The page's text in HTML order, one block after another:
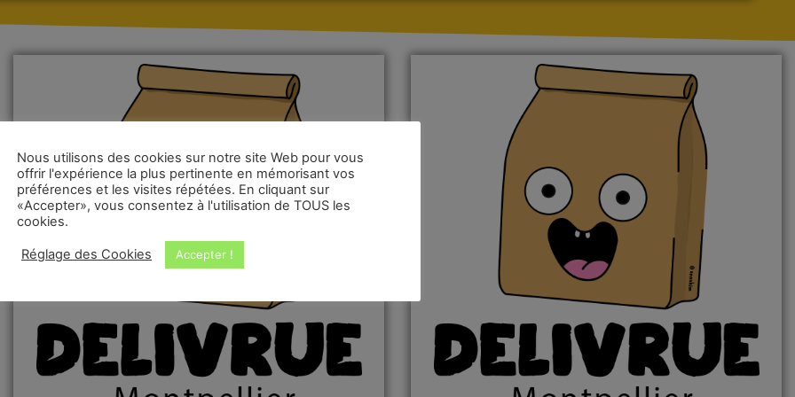
Nous utilisons des cookies sur notre site Web pour vous
offrir l'expérience la plus pertinente en mémorisant vos
préférences et les visites répétées. En cliquant sur
«Accepter», vous consentez à l'utilisation de TOUS les
cookies.
Réglage des Cookies Accepter !